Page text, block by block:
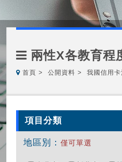
兩性X各教育程
首頁 公開資料 我國信用
項目分類
地區別： 僅可單選